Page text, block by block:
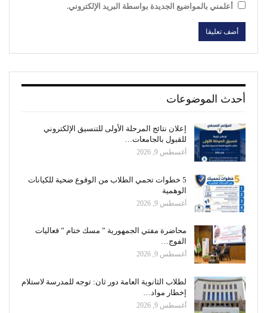
أعلمني بالمواضيع الجديدة بواسطة البريد الإلكتروني.
أحدث الموضوعات
إعلان نتائج المرحلة الأولى للتنسيق الإلكتروني
للقبول بالجامعات…
أغسطس 9, 2026
5 خطوات تحمي الطلاب من الوقوع ضحية للكيانات
الوهمية
أغسطس 9, 2026
محاضرة مفتي الجمهورية ” مسك ختام ” فعاليات
الفوج…
أغسطس 9, 2026
لطلاب الثانوية العامة دور ثان: توجه للمدرسة لاستلام
إخطار مواد…
أغسطس 9, 2026